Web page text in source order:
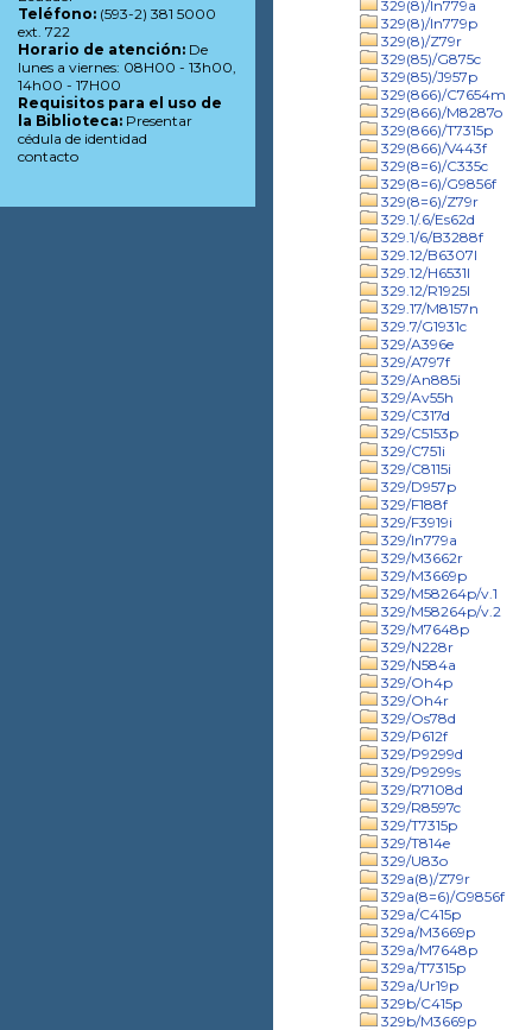
329(8)/In779a
329(8)/In779p
329(8)/Z79r
329(85)/G875c
329(85)/J957p
329(866)/C7654m
329(866)/M8287o
329(866)/T7315p
329(866)/V443f
329(8=6)/C335c
329(8=6)/G9856f
329(8=6)/Z79r
329.1/.6/Es62d
329.1/6/B3288f
329.12/B6307l
329.12/H6531l
329.12/R1925l
329.17/M8157n
329.7/G1931c
329/A396e
329/A797f
329/An885i
329/Av55h
329/C317d
329/C5153p
329/C751i
329/C8115i
329/D957p
329/F188f
329/F3919i
329/In779a
329/M3662r
329/M3669p
329/M58264p/v.1
329/M58264p/v.2
329/M7648p
329/N228r
329/N584a
329/Oh4p
329/Oh4r
329/Os78d
329/P612f
329/P9299d
329/P9299s
329/R7108d
329/R8597c
329/T7315p
329/T814e
329/U83o
329a(8)/Z79r
329a(8=6)/G9856f
329a/C415p
329a/M3669p
329a/M7648p
329a/T7315p
329a/Ur19p
329b/C415p
329b/M3669p
Teléfono: (593-2) 381 5000
ext. 722
Horario de atención: De
lunes a viernes: 08H00 - 13h00,
14h00 - 17H00
Requisitos para el uso de
la Biblioteca: Presentar
cédula de identidad
contacto